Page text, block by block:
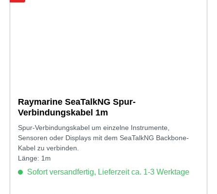
Raymarine SeaTalkNG Spur-
Verbindungskabel 1m
Spur-Verbindungskabel um einzelne Instrumente,
Sensoren oder Displays mit dem SeaTalkNG Backbone-
Kabel zu verbinden.
Länge: 1m
Sofort versandfertig, Lieferzeit ca. 1-3 Werktage